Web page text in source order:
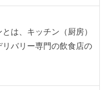
は、キッチン（厨房）
バリー専門の飲食店の